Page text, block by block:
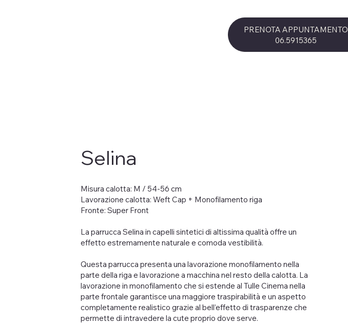
PRENOTA APPUNTAMENTO
06.5915365
Selina
Misura calotta: M / 54-56 cm
Lavorazione calotta: Weft Cap + Monofilamento riga
Fronte: Super Front
La parrucca Selina in capelli sintetici di altissima qualità offre un
effetto estremamente naturale e comoda vestibilità.
Questa parrucca presenta una lavorazione monofilamento nella
parte della riga e lavorazione a macchina nel resto della calotta. La
lavorazione in monofilamento che si estende al Tulle Cinema nella
parte frontale garantisce una maggiore traspirabilità e un aspetto
completamente realistico grazie al bell’effetto di trasparenze che
permette di intravedere la cute proprio dove serve.